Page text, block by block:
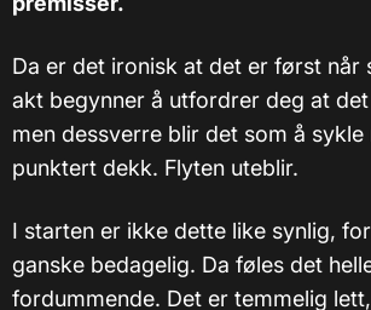
Da er det ironisk at det er først når
akt begynner å utfordrer deg at
men dessverre blir det som å sykle
punktert dekk. Flyten uteblir.
I starten er ikke dette like synlig,
ganske bedagelig. Da føles det
fordummende. Det er temmelig